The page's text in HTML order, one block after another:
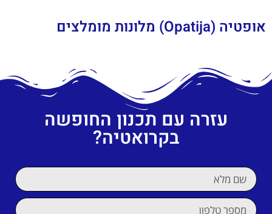
אופטיה (Opatija) מלונות מומלצים
עזרה עם תכנון החופשה
בקרואטיה?